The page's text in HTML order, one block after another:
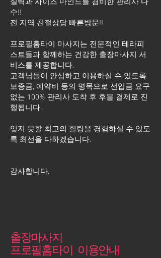
실력과 사이즈 마인드를 겸비한 관리사 다
수!!
전 지역 친절상담 빠른방문!!
프로필홈타이 마사지는 전문적인 테라피
스트들과 함께하는 건강한 출장마사지 서
비스를 제공합니다.
고객님들이 안심하고 이용하실 수 있도록
보증금, 예약비 등의 명목으로 선입금 요구
없는 100% 관리사 도착 후 후불 결제로 진
행됩니다.
잊지 못할 최고의 힐링을 경험하실 수 있도
록 최선을 다하겠습니다.
​감사합니다.
출장마사지
프로필홈타이 이용안내